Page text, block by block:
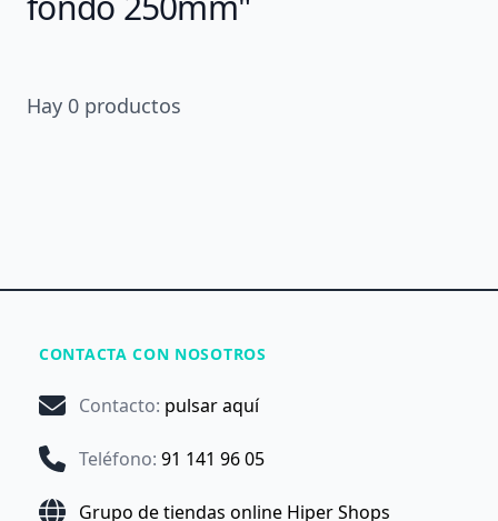
Hay 0 productos
CONTACTA CON NOSOTROS
Contacto: pulsar aquí
Teléfono: 91 141 96 05
Grupo de tiendas online Hiper Shops